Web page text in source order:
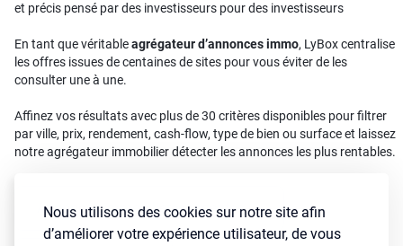
Nous utilisons des cookies sur notre site afin
d’améliorer votre expérience utilisateur, de vous
et précis pensé par des investisseurs pour des investisseurs
En tant que véritableagrégateur d’annonces immo, LyBox centralise
les offres issues de centaines de sites pour vous éviter de les
consulter une à une.
Affinez vos résultats avec plus de 30 critères disponibles pour filtrer
par ville, prix, rendement, cash-flow, type de bien ou surface et laissez
notre agrégateur immobilier détecter les annonces les plus rentables.
Annonces immobilières urgentes→